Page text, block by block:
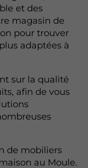
et des
magasin de
pour trouver
adaptées à
sur la qualité
afin de vous
de mobiliers
au Moule.